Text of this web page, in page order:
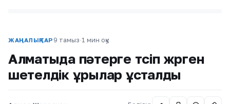
ЖАҢАЛЫҚТАР 9 тамыз·1 мин оқу
Алматыда пәтерге түсіп жүрген
шетелдік ұрылар ұсталды